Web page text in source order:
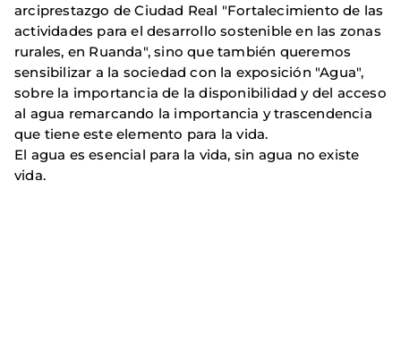
arciprestazgo de Ciudad Real "Fortalecimiento de las
actividades para el desarrollo sostenible en las zonas
rurales, en Ruanda", sino que también queremos
sensibilizar a la sociedad con la exposición "Agua",
sobre la importancia de la disponibilidad y del acceso
al agua remarcando la importancia y trascendencia
que tiene este elemento para la vida.
El agua es esencial para la vida, sin agua no existe
vida.